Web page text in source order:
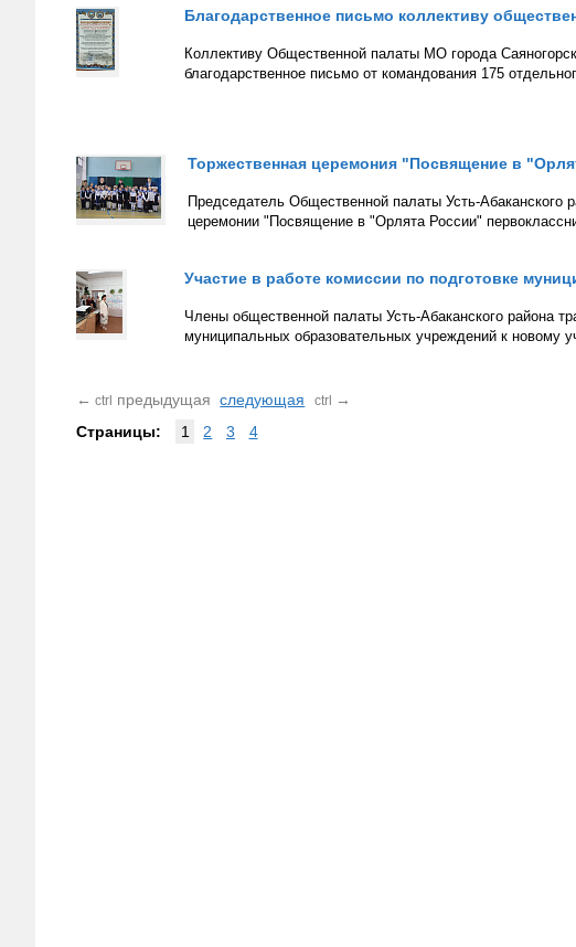
Благодарственное письмо коллективу
Коллективу Общественной палаты МО города
благодарственное письмо от командования 175
Торжественная церемония "Посвящение в
Председатель Общественной палаты Усть-Абаканского
церемонии "Посвящение в "Орлята России"
Участие в работе комиссии по подготовке
Члены общественной палаты Усть-Абаканского района
муниципальных образовательных учреждений к новому
← ctrl предыдущая следующая ctrl
→
Страницы:
1 2 3 4